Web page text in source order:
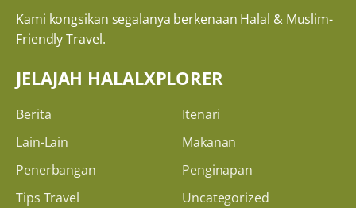
Kami kongsikan segalanya berkenaan Halal & Muslim-
Friendly Travel.
JELAJAH HALALXPLORER
Berita
Itenari
Lain-Lain
Makanan
Penerbangan
Penginapan
Tips Travel
Uncategorized